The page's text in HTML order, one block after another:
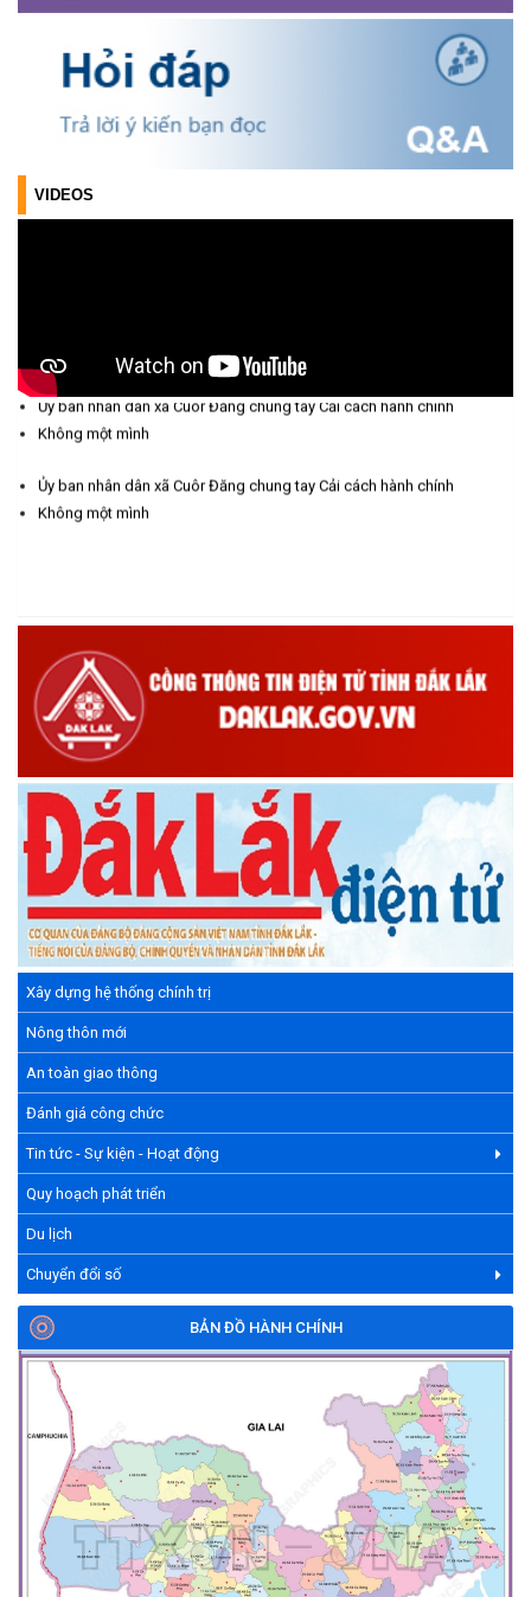
Xây dựng hệ thống chính trị
Nông thôn mới
An toàn giao thông
Đánh giá công chức
Tin tức - Sự kiện - Hoạt động
Quy hoạch phát triển
Du lịch
Chuyển đổi số
BẢN ĐỒ HÀNH CHÍNH
Triển khai xây dựng mô hình “Trồng tái canh Cà phê Vối” năm
(06/07/2026)
Hội nghị công bố Nghị quyết, các quyết định về thành lập thôn,
buôn, thành lập tổ chức Đảng, chỉ định cấp ủy, trưởng các thôn,
buôn, trưởng Ban công tác Mặt trận các thôn, buôn
(03/07/2026)
PHÁT ĐỘNG THAM GIA CUỘC THI “ỨNG DỤNG TRÍ TUỆ NHÂN
TẠO VÀO CUỘC SỐNG – AI FOR LIFE 2026” TRÊN ĐỊA BÀN
TỈNH ĐẮK LẮK
Nhiệt liệt chào mừng Ngày Khoa học, Công nghệ và Đổi mới
thiếu nhi trên địa bàn xã năm 2026
(14/05/2026)
Chương trình kỷ niệm 85 năm ngày thành lập Đội TNTP Hồ Chí
sinh Chủ tịch Hồ Chí Minh (19/05/1890 – 19/05/2026).
(14/05/2026)
VIDEOS
Ủy ban nhân dân xã Cuôr Đăng chung tay Cải cách hành chính
Không một mình
Ủy ban nhân dân xã Cuôr Đăng chung tay Cải cách hành chính
Không một mình